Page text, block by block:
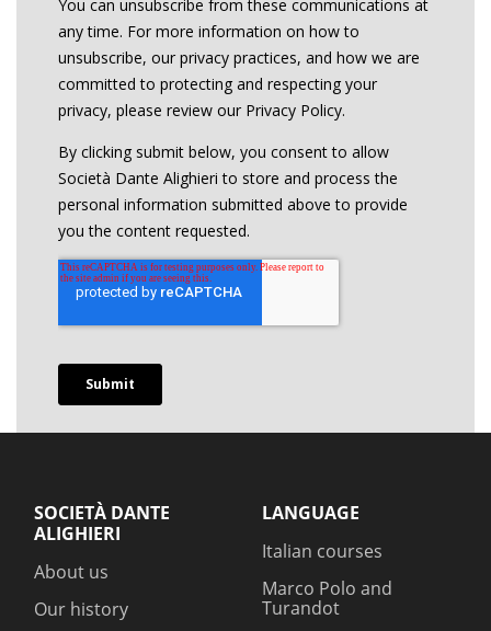
SOCIETÀ DANTE
ALIGHIERI
About us
Our history
LANGUAGE
Italian courses
Marco Polo and
Turandot